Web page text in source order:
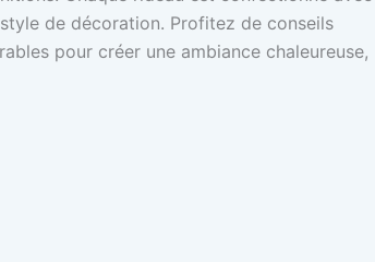
de décoration. Profitez de conseils
pour créer une ambiance chaleureuse,